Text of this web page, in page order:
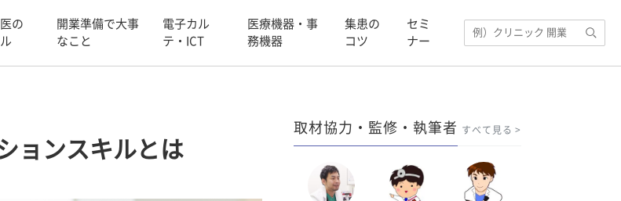
の
開業準備で大事
なこと
電子カル
テ・ICT
医療機器・事
務機器
集患の
コツ
セミ
ナー
ョンスキルとは
取材協力・監修・執筆者 すべて見る